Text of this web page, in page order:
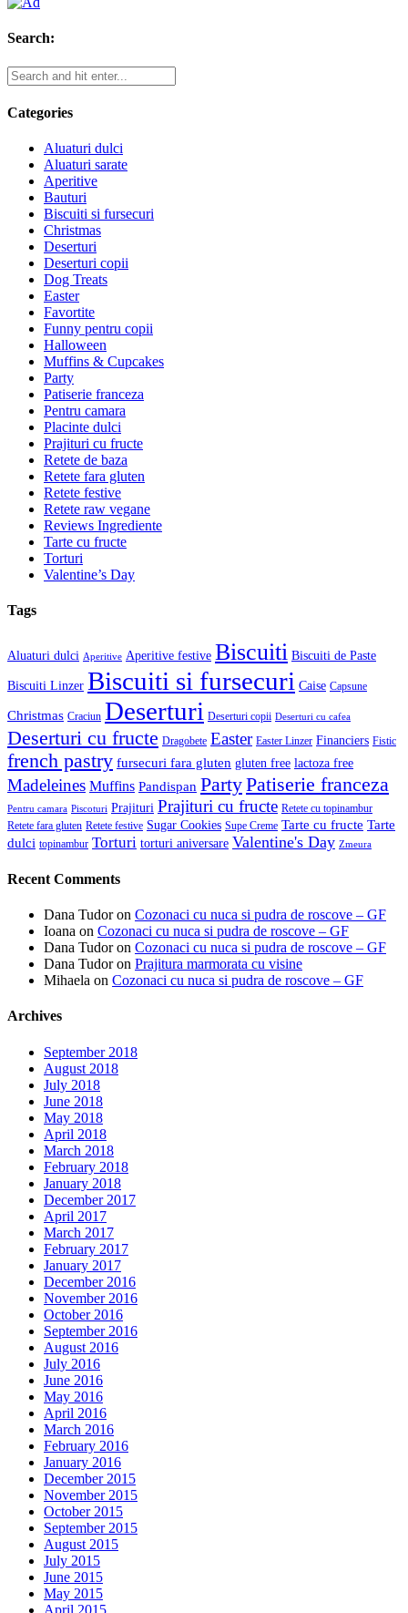
Search:
Categories
Aluaturi dulci
Aluaturi sarate
Aperitive
Bauturi
Biscuiti si fursecuri
Christmas
Deserturi
Deserturi copii
Dog Treats
Easter
Favortite
Funny pentru copii
Halloween
Muffins & Cupcakes
Party
Patiserie franceza
Pentru camara
Placinte dulci
Prajituri cu fructe
Retete de baza
Retete fara gluten
Retete festive
Retete raw vegane
Reviews Ingrediente
Tarte cu fructe
Torturi
Valentine’s Day
Tags
Aluaturi dulci Aperitive Aperitive festive Biscuiti Biscuiti de Paste
Biscuiti Linzer Biscuiti si fursecuri Caise Capsune
Christmas Craciun Deserturi Deserturi copii Deserturi cu cafea
Deserturi cu fructe Dragobete Easter Easter Linzer Financiers Fistic
french pastry fursecuri fara gluten gluten free lactoza free
Madeleines Muffins Pandispan PartyPatiserie franceza
Pentru camara Piscoturi Prajituri Prajituri cu fructe Retete cu topinambur
Retete fara gluten Retete festive Sugar Cookies Supe Creme Tarte cu fructe Tarte
dulci topinambur Torturi torturi aniversare Valentine's Day Zmeura
Recent Comments
Dana Tudoron Cozonaci cu nuca si pudra de roscove – GF
Ioana on Cozonaci cu nuca si pudra de roscove – GF
Dana Tudoron Cozonaci cu nuca si pudra de roscove – GF
Dana Tudoron Prajitura marmorata cu visine
Mihaela on Cozonaci cu nuca si pudra de roscove – GF
Archives
September 2018
August 2018
July 2018
June 2018
May 2018
April 2018
March 2018
February 2018
January 2018
December 2017
April 2017
March 2017
February 2017
January 2017
December 2016
November 2016
October 2016
September 2016
August 2016
July 2016
June 2016
May 2016
April 2016
March 2016
February 2016
January 2016
December 2015
November 2015
October 2015
September 2015
August 2015
July 2015
June 2015
May 2015
April 2015